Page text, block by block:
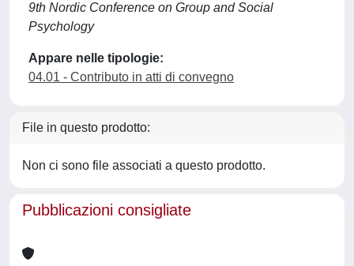
9th Nordic Conference on Group and Social
Psychology
Appare nelle tipologie:
04.01 - Contributo in atti di convegno
File in questo prodotto:
Non ci sono file associati a questo prodotto.
Pubblicazioni consigliate